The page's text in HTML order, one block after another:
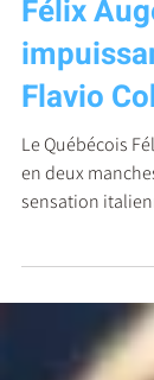
Tennis
Félix
Flavio
Le Québécois